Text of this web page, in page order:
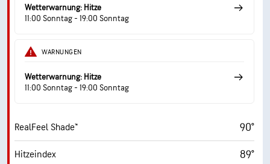
Taupunkt 51° F
Sichtweite
Wetterwarnung: Hitze
11:00 Sonntag - 19:00 Sonntag
WARNUNGEN
Wetterwarnung: Hitze
11:00 Sonntag - 19:00 Sonntag
RealFeel Shade™ 90°
Hitzeindex 89°